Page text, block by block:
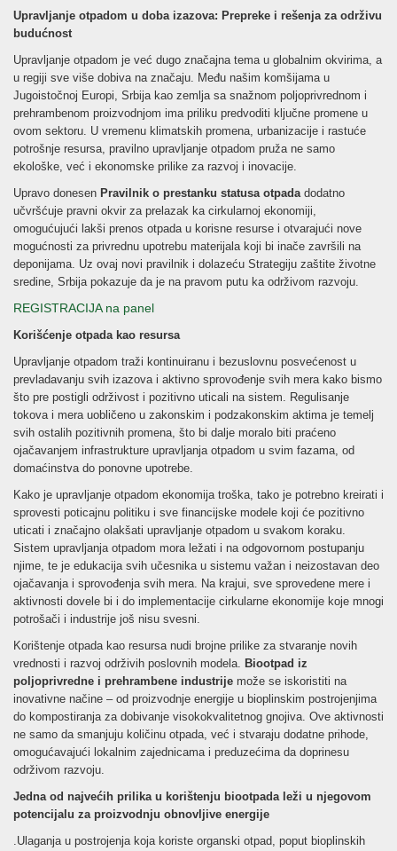
Upravljanje otpadom u doba izazova: Prepreke i rešenja za održivu
budućnost
Upravljanje otpadom je već dugo značajna tema u globalnim okvirima, a
u regiji sve više dobiva na značaju. Među našim komšijama u
Jugoistočnoj Europi, Srbija kao zemlja sa snažnom poljoprivrednom i
prehrambenom proizvodnjom ima priliku predvoditi ključne promene u
ovom sektoru. U vremenu klimatskih promena, urbanizacije i rastuće
potrošnje resursa, pravilno upravljanje otpadom pruža ne samo
ekološke, već i ekonomske prilike za razvoj i inovacije.
Upravo donesen Pravilnik o prestanku statusa otpadadodatno
učvršćuje pravni okvir za prelazak ka cirkularnoj ekonomiji,
omogućujući lakši prenos otpada u korisne resurse i otvarajući nove
mogućnosti za privrednu upotrebu materijala koji bi inače završili na
deponijama. Uz ovaj novi pravilnik i dolazeću Strategiju zaštite životne
sredine, Srbija pokazuje da je na pravom putu ka održivom razvoju.
REGISTRACIJA na panel
Korišćenje otpada kao resursa
Upravljanje otpadom traži kontinuiranu i bezuslovnu posvećenost u
prevladavanju svih izazova i aktivno sprovođenje svih mera kako bismo
što pre postigli održivost i pozitivno uticali na sistem. Regulisanje
tokova i mera uobličeno u zakonskim i podzakonskim aktima je temelj
svih ostalih pozitivnih promena, što bi dalje moralo biti praćeno
ojačavanjem infrastrukture upravljanja otpadom u svim fazama, od
domaćinstva do ponovne upotrebe.
Kako je upravljanje otpadom ekonomija troška, tako je potrebno kreirati i
sprovesti poticajnu politiku i sve financijske modele koji će pozitivno
uticati i značajno olakšati upravljanje otpadom u svakom koraku.
Sistem upravljanja otpadom mora ležati i na odgovornom postupanju
njime, te je edukacija svih učesnika u sistemu važan i neizostavan deo
ojačavanja i sprovođenja svih mera. Na krajui, sve sprovedene mere i
aktivnosti dovele bi i do implementacije cirkularne ekonomije koje mnogi
potrošači i industrije još nisu svesni.
Korištenje otpada kao resursa nudi brojne prilike za stvaranje novih
vrednosti i razvoj održivih poslovnih modela. Biootpad iz
poljoprivredne i prehrambene industrije može se iskoristiti na
inovativne načine – od proizvodnje energije u bioplinskim postrojenjima
do kompostiranja za dobivanje visokokvalitetnog gnojiva. Ove aktivnosti
ne samo da smanjuju količinu otpada, već i stvaraju dodatne prihode,
omogućavajući lokalnim zajednicama i preduzećima da doprinesu
održivom razvoju.
Jedna od najvećih prilika u korištenju biootpada leži u njegovom
potencijalu za proizvodnju obnovljive energije
.Ulaganja u postrojenja koja koriste organski otpad, poput bioplinskih